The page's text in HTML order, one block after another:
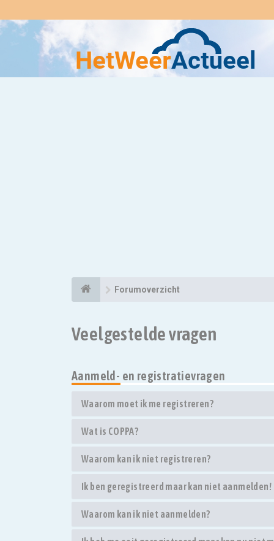
Forumoverzicht
Veelgestelde vragen
Aanmeld- en registratievragen
Waarom moet ik me registreren?
Wat is COPPA?
Waarom kan ik niet registreren?
Ik ben geregistreerd maar kan niet aanmelden!
Waarom kan ik niet aanmelden?